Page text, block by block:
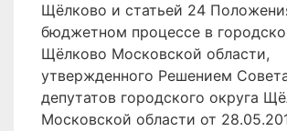
Щёлково и статьей 24
бюджетном процессе в
Щёлково Московской области,
утвержденного Решением
депутатов городского округа
Московской области от